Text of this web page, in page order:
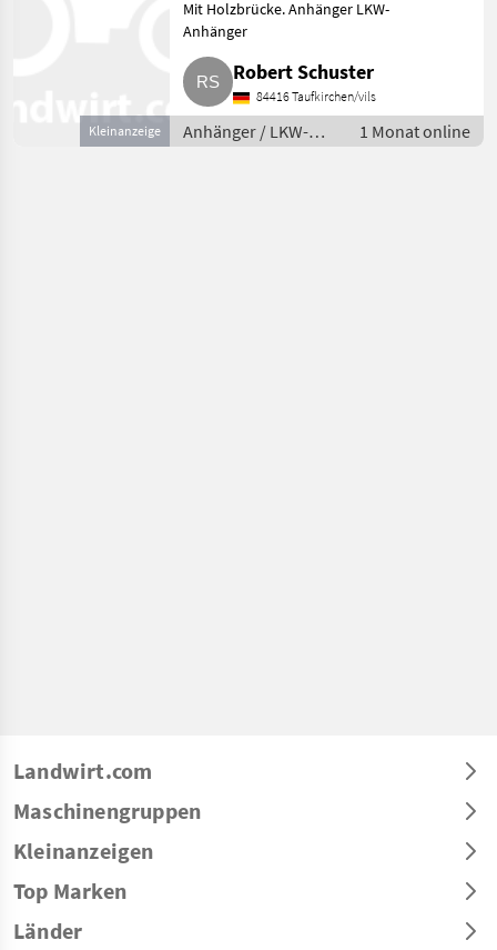
Kleinanzeige
Achser
Mit Holzbrücke. Anhänger LKW-
Anhänger
Robert Schuster
84416 Taufkirchen/vils
Anhänger / LKW-
Anhänger
1 Monat online
Landwirt.com
Maschinengruppen
Kleinanzeigen
Top Marken
Länder